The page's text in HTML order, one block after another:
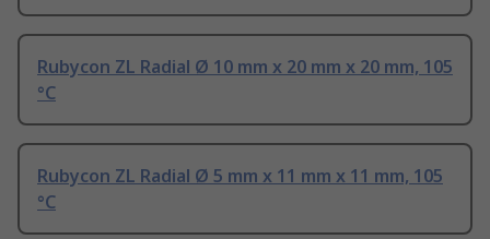
Rubycon ZL Radial Ø 10 mm x 20 mm x 20 mm, 105
°C
Rubycon ZL Radial Ø 5 mm x 11 mm x 11 mm, 105
°C